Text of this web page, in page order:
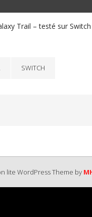
Trail – testé sur
SWITCH
lite WordPress Theme by